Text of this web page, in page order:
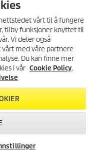
DEG PÅ VÅRT
rabatt på ditt neste kjøp i
nyhetsbrev.
REGISTRER DEG
er den
kraftig litium-ion-batteri
tiden kommer i veien.
vårt til å fungere
tilby funksjoner knyttet til
Vi deler også
med våre partnere
Du kan finne mer
i vår Cookie Policy.